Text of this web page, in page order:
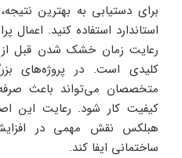
برای دستیابی به بهترین
استاندارد استفاده کنید.
رعایت زمان خشک شدن قبل
کلیدی است. در پروژه‌های
متخصصان می‌تواند باعث
کیفیت کار شود. رعایت این
هبلکس نقش مهمی در
ساختمانی ایفا کند.